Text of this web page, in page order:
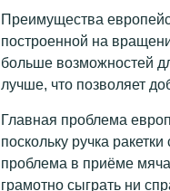
Преимущества
построенной на
больше возможностей
лучше, что позволяет
Главная проблема
поскольку ручка
проблема в приёме
грамотно сыграть ни